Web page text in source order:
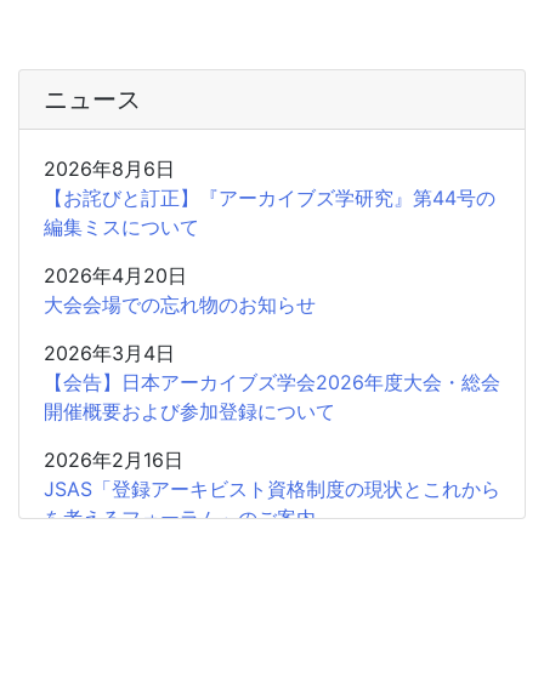
ニュース
2026年8月6日
【お詫びと訂正】『アーカイブズ学研究』第44号の
編集ミスについて
2026年4月20日
大会会場での忘れ物のお知らせ
2026年3月4日
【会告】日本アーカイブズ学会2026年度大会・総会
開催概要および参加登録について
2026年2月16日
JSAS「登録アーキビスト資格制度の現状とこれから
を考えるフォーラム」のご案内